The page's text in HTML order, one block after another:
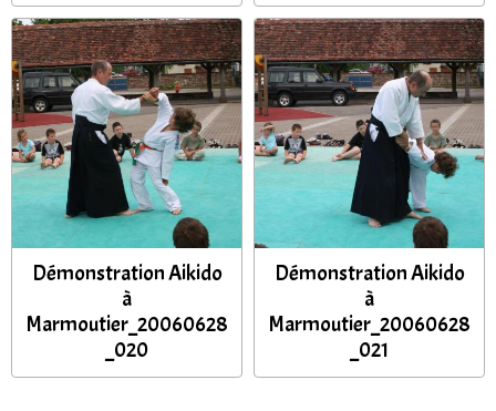
Démonstration Aikido
à
Marmoutier_20060628
_020
Démonstration Aikido
à
Marmoutier_20060628
_021